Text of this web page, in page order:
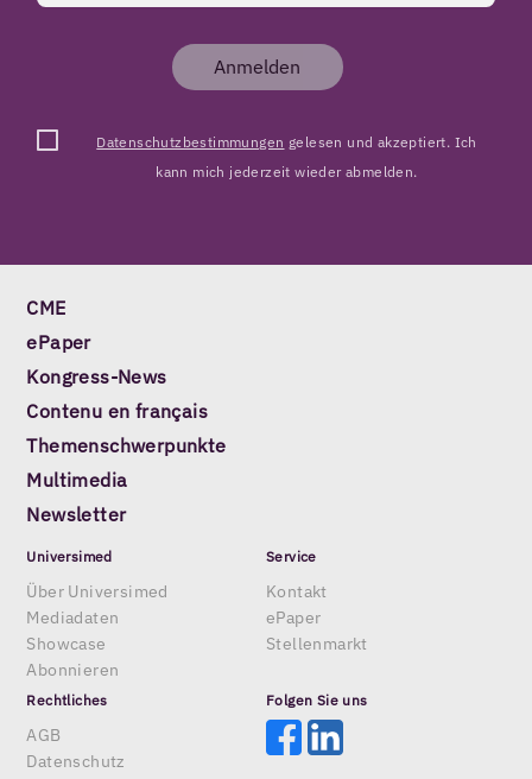
Anmelden
Datenschutzbestimmungen gelesen und akzeptiert. Ich
kann mich jederzeit wieder abmelden.
CME
ePaper
Kongress-News
Contenu en français
Themenschwerpunkte
Multimedia
Newsletter
Universimed
Über Universimed
Mediadaten
Showcase
Abonnieren
Service
Kontakt
ePaper
Stellenmarkt
Rechtliches
AGB
Datenschutz
Folgen Sie uns